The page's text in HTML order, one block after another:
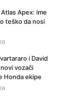
Apex: ime
teško da nosi
i David
vozači
Honda ekipe